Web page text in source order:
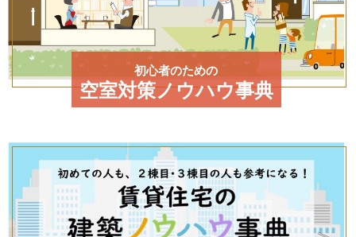
初心者のための
空室対策ノウハウ事典